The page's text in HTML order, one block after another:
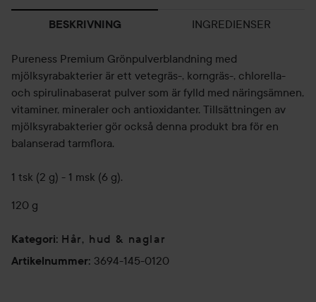
BESKRIVNING INGREDIENSER
Pureness Premium Grönpulverblandning med
mjölksyrabakterier är ett vetegräs-, korngräs-, chlorella-
och spirulinabaserat pulver som är fylld med näringsämnen,
vitaminer, mineraler och antioxidanter. Tillsättningen av
mjölksyrabakterier gör också denna produkt bra för en
balanserad tarmflora.
1 tsk (2 g) - 1 msk (6 g).
120 g
Kategori: Hår, hud & naglar
Artikelnummer: 3694-145-0120